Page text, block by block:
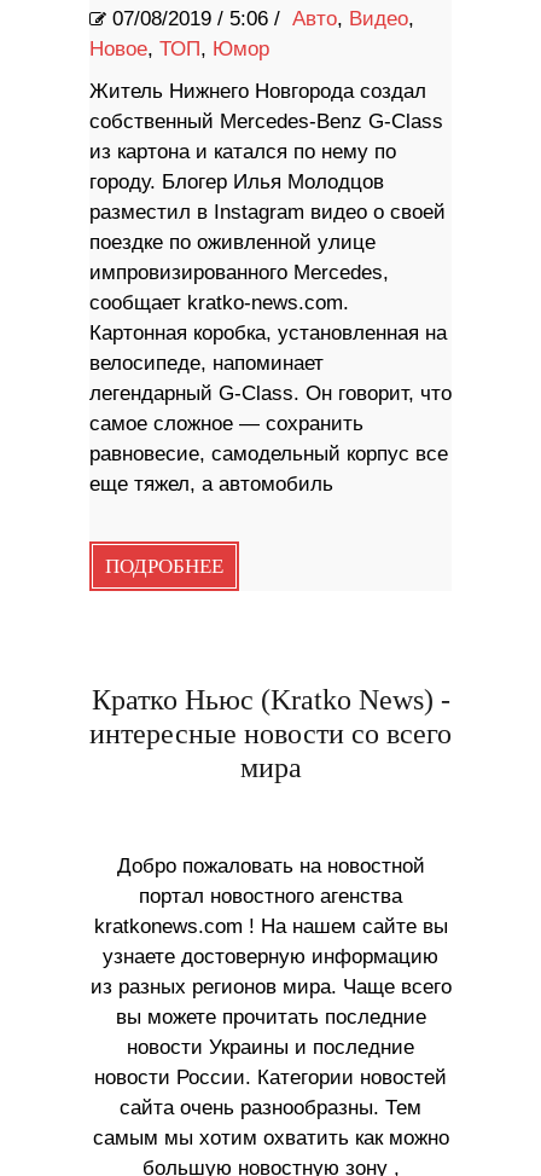
07/08/2019 / 5:06 / Авто, Видео,
Новое, ТОП, Юмор
Житель Нижнего Новгорода создал
собственный Mercedes-Benz G-Class
из картона и катался по нему по
городу. Блогер Илья Молодцов
разместил в Instagram видео о своей
поездке по оживленной улице
импровизированного Mercedes,
сообщает kratko-news.com.
Картонная коробка, установленная на
велосипеде, напоминает
легендарный G-Class. Он говорит, что
самое сложное — сохранить
равновесие, самодельный корпус все
еще тяжел, а автомобиль
ПОДРОБНЕЕ
Кратко Ньюс (Kratko News) -
интересные новости со всего
мира
Добро пожаловать на новостной
портал новостного агенства
kratkonews.com ! На нашем сайте вы
узнаете достоверную информацию
из разных регионов мира. Чаще всего
вы можете прочитать последние
новости Украины и последние
новости России. Категории новостей
сайта очень разнообразны. Тем
самым мы хотим охватить как можно
большую новостную зону ,